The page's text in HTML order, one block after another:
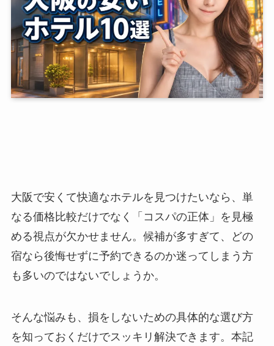
大阪で安くて快適なホテルを見つけたいなら、単
なる価格比較だけでなく「コスパの正体」を見極
める視点が欠かせません。候補が多すぎて、どの
宿なら後悔せずに予約できるのか迷ってしまう方
も多いのではないでしょうか。
そんな悩みも、損をしないための具体的な選び方
を知っておくだけでスッキリ解決できます。本記